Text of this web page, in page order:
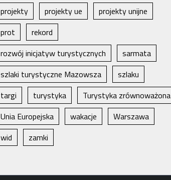
projekty
projekty ue
projekty unijne
prot
rekord
rozwój inicjatyw turystycznych
sarmata
szlaki turystyczne Mazowsza
szlaku
targi
turystyka
Turystyka zrównoważona
Unia Europejska
wakacje
Warszawa
wid
zamki